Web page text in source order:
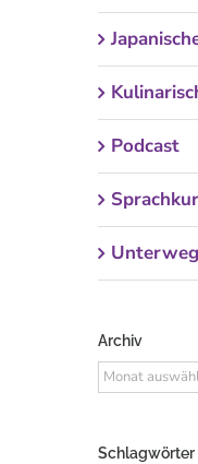
Podcast
Archiv
Archiv
Schlagwörter